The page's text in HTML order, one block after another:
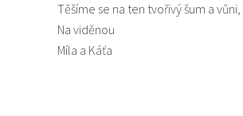
Těšíme se na ten tvořivý šum a
Na viděnou
Míla a Káťa